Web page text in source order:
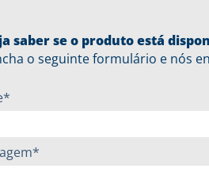
saber se o produto está
o seguinte formulário e nós